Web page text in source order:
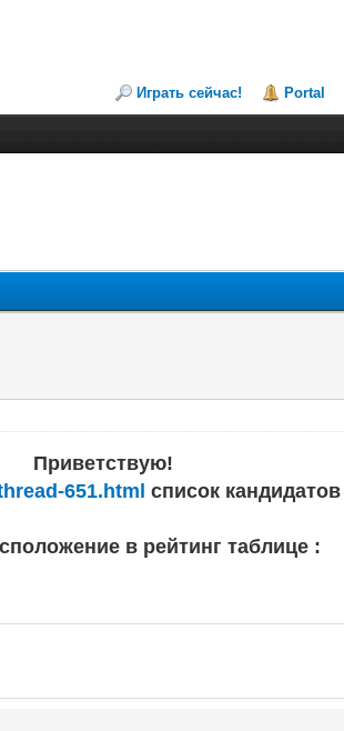
Играть сейчас! Portal
Приветствую!
651.html список
в рейтинг таблице :